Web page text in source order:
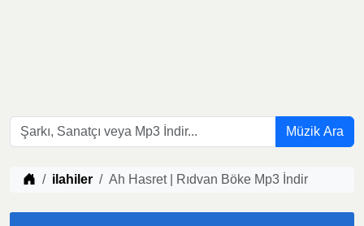
Müzik Ara
Müzik indir
ilahiler Ah Hasret | Rıdvan Böke Mp3 İndir